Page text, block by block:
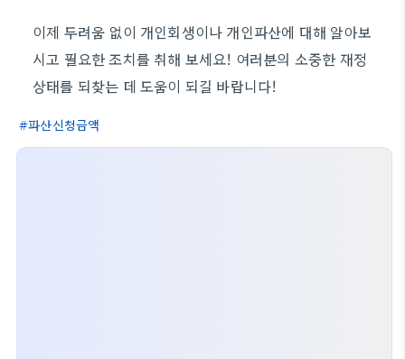
이제 두려움 없이 개인회생이나 개인파산에 대해 알아보
시고 필요한 조치를 취해 보세요! 여러분의 소중한 재정
상태를 되찾는 데 도움이 되길 바랍니다!
파산신청금액